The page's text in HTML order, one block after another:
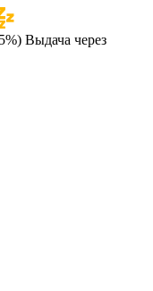
Выдача через